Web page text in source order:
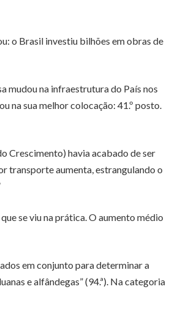
o Brasil investiu bilhões em obras de
mudou na infraestrutura do País nos
na sua melhor colocação: 41.º posto.
Crescimento) havia acabado de ser
transporte aumenta, estrangulando o
se viu na prática. O aumento médio
em conjunto para determinar a
e alfândegas” (94.ª). Na categoria